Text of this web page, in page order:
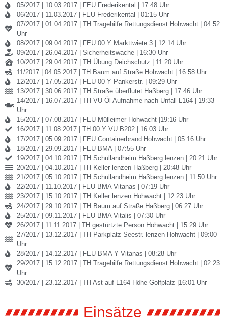
05/2017 | 10.03.2017 | FEU Frederikental | 17:48 Uhr
06/2017 | 11.03.2017 | FEU Frederikental | 01:15 Uhr
07/2017 | 01.04.2017 | TH Tragehilfe Rettungsdienst Hohwacht | 04:52
Uhr
08/2017 | 09.04.2017 | FEU 00 Y Markttwiete 3 | 12:14 Uhr
09/2017 | 26.04.2017 | Sicherheitswache | 16:30 Uhr
10/2017 | 29.04.2017 | TH Übung Deichschutz | 11:20 Uhr
11/2017 | 04.05.2017 | TH Baum auf Straße Hohwacht | 16:58 Uhr
12/2017 | 17.05.2017 | FEU 00 Y Pankerstr. | 09:29 Uhr
13/2017 | 30.06.2017 | TH Straße überflutet Haßberg | 17:46 Uhr
14/2017 | 16.07.2017 | TH VU Öl Aufnahme nach Unfall L164 | 19:33
Uhr
15/2017 | 07.08.2017 | FEU Mülleimer Hohwacht |19:16 Uhr
16/2017 | 11.08.2017 | TH 00 Y VU B202 | 16:03 Uhr
17/2017 | 05.09.2017 | FEU Containerbrand Hohwacht | 05:16 Uhr
18/2017 | 29.09.2017 | FEU BMA | 07:55 Uhr
19/2017 | 04.10.2017 | TH Schullandheim Haßberg lenzen | 20:21 Uhr
20/2017 | 04.10.2017 | TH Keller lenzen Haßberg | 20:48 Uhr
21/2017 | 05:10:2017 | TH Schullandheim Haßberg lenzen | 11:50 Uhr
22/2017 | 11.10.2017 | FEU BMA Vitanas | 07:19 Uhr
23/2017 | 15.10.2017 | TH Keller lenzen Hohwacht | 12:23 Uhr
24/2017 | 29.10.2017 | TH Baum auf Straße Haßberg | 06:27 Uhr
25/2017 | 09.11.2017 | FEU BMA Vitalis | 07:30 Uhr
26/2017 | 11.11.2017 | TH gestürtzte Person Hohwacht | 15:29 Uhr
27/2017 | 13.12.2017 | TH Parkplatz Seestr. lenzen Hohwacht | 09:00
Uhr
28/2017 | 14.12.2017 | FEU BMA Y Vitanas | 08:28 Uhr
29/2017 | 15.12.2017 | TH Tragehilfe Rettungsdienst Hohwacht | 02:23
Uhr
30/2017 | 23.12.2017 | TH Ast auf L164 Höhe Golfplatz |16:01 Uhr
Einsätze